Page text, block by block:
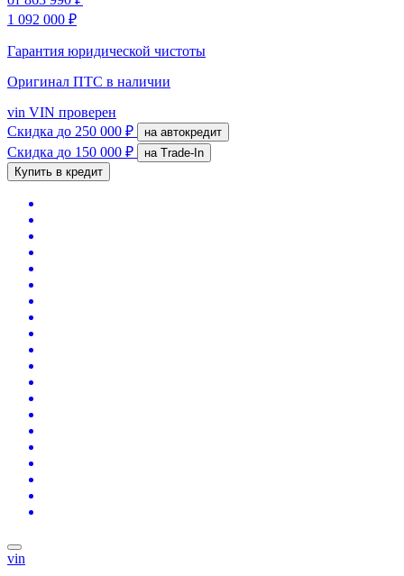
1 092 000 ₽
Гарантия юридической чистоты
Оригинал ПТС в наличии
vin VIN проверен
Скидка до 250 000 ₽ на автокредит
Скидка до 150 000 ₽
на Trade-In
Купить в кредит
vin